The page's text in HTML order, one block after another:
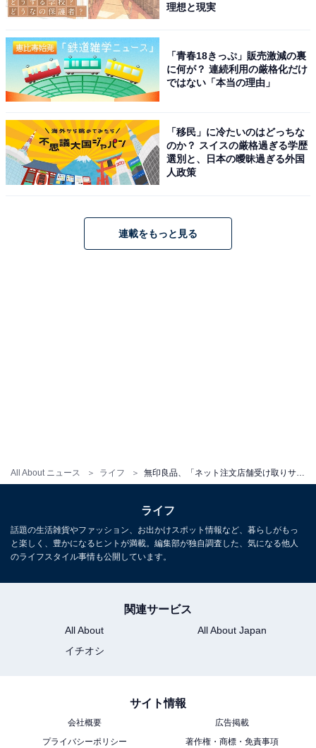
All About ニュース ライフ
ト）
理想と現実
「青春18きっぷ」販売激減の裏
に何が？ 連続利用の厳格化だけ
ではない「本当の理由」
「移民」に冷たいのはどっちな
のか？ スイスの厳格過ぎる学歴
選別と、日本の曖昧過ぎる外国
人政策
連載をもっと見る
ライフ
話題の生活雑貨やファッション、お出かけスポット情報など、暮らしがもっ
と楽しく、豊かになるヒントが満載。編集部が独自調査した、気になる他人
のライフスタイル事情も公開しています。
関連サービス
All About
All About Japan
イチオシ
サイト情報
会社概要
広告掲載
プライバシーポリシー
著作権・商標・免責事項